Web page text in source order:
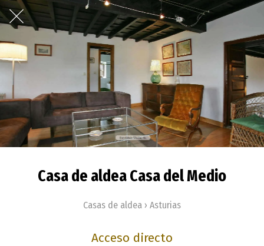
Casa de aldea Casa del Medio
Casas de aldea › Asturias
Acceso directo